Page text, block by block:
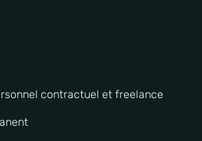
contractuel et freelance